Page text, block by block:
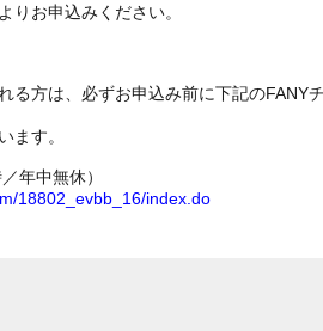
りお申込みください。
る方は、必ずお申込み前に下記のFANY
ます。
年中無休）
18802_evbb_16/index.do